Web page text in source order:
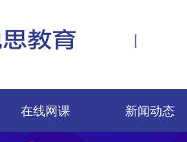
|
在线网课 新闻动态